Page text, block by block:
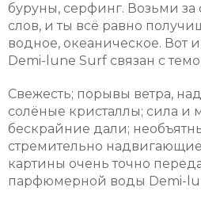
буруны, серфинг. Возьми за
слов, и ты всё равно
водное, океаническое. Вот
Demi-lune Surf связан с
Свежесть; порывы ветра,
солёные кристаллы; сила и
бескрайние дали;
стремительно
картины очень точно
парфюмерной воды Demi-